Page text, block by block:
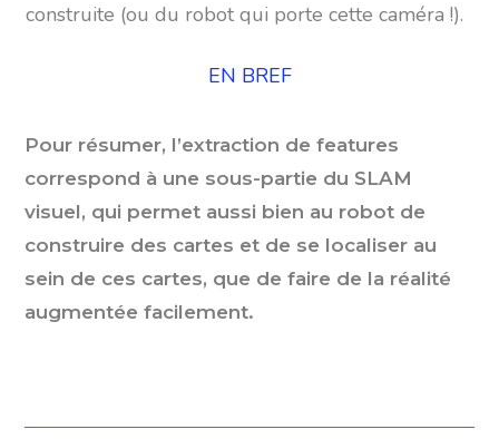
construite (ou du robot qui porte cette caméra !).
EN BREF
Pour résumer, l’extraction de features
correspond à une sous-partie du SLAM
visuel, qui permet aussi bien au robot de
construire des cartes et de se localiser au
sein de ces cartes, que de faire de la réalité
augmentée facilement.